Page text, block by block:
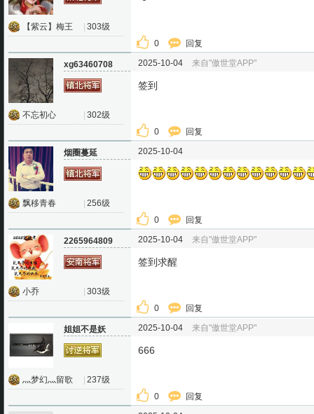
【紫云】梅王 303级
0 回复
xg63460708
不忘初心 302级
2025-10-04 来自"傲世堂APP"
签到
0 回复
烟圈蔓延
飘移青春 256级
2025-10-04
0 回复
2265964809
小乔 303级
2025-10-04 来自"傲世堂APP"
签到求醒
0 回复
姐姐不是妖
灬梦幻灬留歌 237级
2025-10-04 来自"傲世堂APP"
666
0 回复